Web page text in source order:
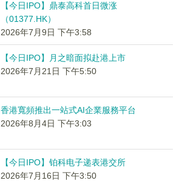
【今日IPO】鼎泰高科首日微涨
（01377.HK）
2026年7月9日 下午3:58
【今日IPO】月之暗面拟赴港上市
2026年7月21日 下午5:50
香港寬頻推出一站式AI企業服務平台
2026年8月4日 下午3:03
【今日IPO】铂科电子递表港交所
2026年7月16日 下午3:50